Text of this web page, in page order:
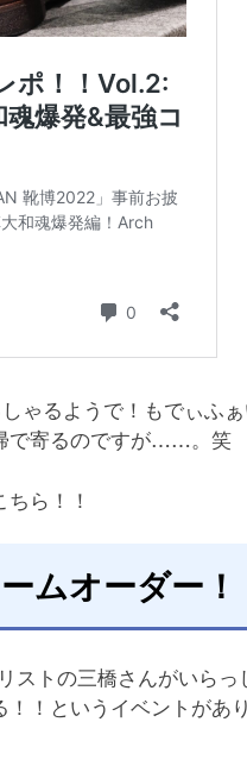
ゃるようで！もでぃふぁ
で寄るのですが……。笑
ら！！
ムオーダー！
トの三橋さんがいらっ
！というイベントがあり